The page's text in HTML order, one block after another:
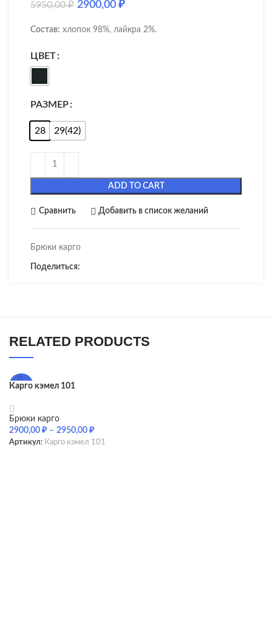
5950,00₽ 2900,00 ₽
Состав: хлопок 98%, лайкра 2%.
ЦВЕТ
РАЗМЕР
28 29(42)
ADD TO CART
Сравнить Добавить в список желаний
Брюки карго
Поделиться:
RELATED PRODUCTS
-51%
Карго кэмел 101
Брюки карго
2900,00 ₽ – 2950,00 ₽
Артикул: Карго кэмел 101